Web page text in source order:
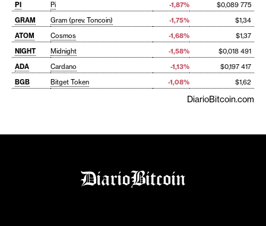
PI Pi -1,87%
$0,089 775
GRAM
Gram (prev. Toncoin) -1,75%
$1,34
ATOM
Cosmos -1,68%
$1,37
NIGHT
Midnight -1,58%
$0,018 491
ADA
Cardano -1,13%
$0,197 417
BGB
Bitget Token -1,08% $1,62
DiarioBitcoin.com